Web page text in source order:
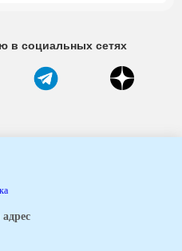
в социальных сетях